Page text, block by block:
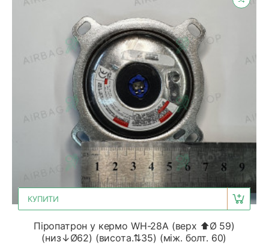
КУПИТИ
Піропатрон у кермо WH-28A (верх ⬆Ø 59)
(низ↓Ø62) (висота.⇅35) (між. болт. 60)